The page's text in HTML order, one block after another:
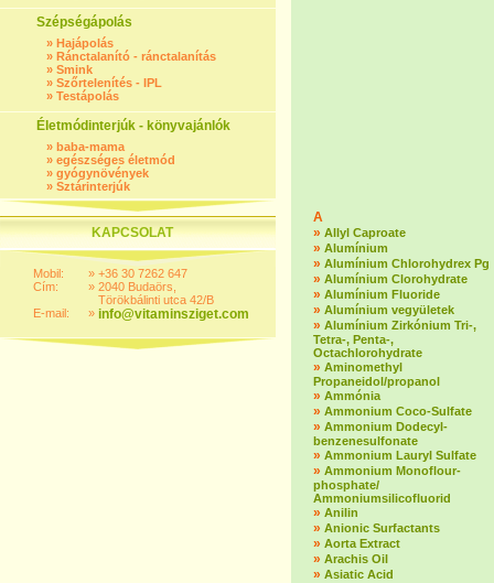
Szépségápolás
» Hajápolás
» Ránctalanító - ránctalanítás
» Smink
» Szőrtelenítés - IPL
» Testápolás
Életmódinterjúk - könyvajánlók
» baba-mama
» egészséges életmód
» gyógynövények
» Sztárinterjúk
KAPCSOLAT
Mobil:
Cím:
E-mail:
»
»
»
+36 30 7262 647
2040 Budaörs,
Törökbálinti utca 42/B
info@vitaminsziget.com
A
» Allyl Caproate
» Alumínium
» Alumínium Chlorohydrex Pg
» Alumínium Clorohydrate
» Alumínium Fluoride
» Alumínium vegyületek
» Alumínium Zirkónium Tri-,
Tetra-, Penta-,
Octachlorohydrate
» Aminomethyl
Propaneidol/propanol
» Ammónia
» Ammonium Coco-Sulfate
» Ammonium Dodecyl-
benzenesulfonate
» Ammonium Lauryl Sulfate
» Ammonium Monoflour-
phosphate/
Ammoniumsilicofluorid
» Anilin
» Anionic Surfactants
» Aorta Extract
» Arachis Oil
» Asiatic Acid